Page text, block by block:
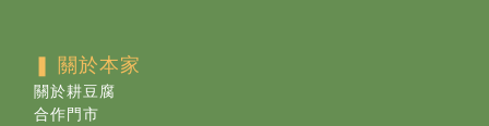
❚ 關於本家
關於耕豆腐
合作門市